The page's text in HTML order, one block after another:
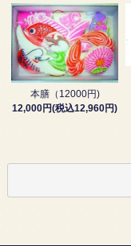
本膳（12000円)
12,000円(税込12,960円)